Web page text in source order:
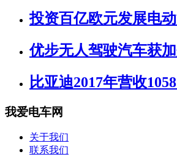
投资百亿欧元发展电
优步无人驾驶汽车获
比亚迪2017年营收
我爱电车网
关于我们
联系我们